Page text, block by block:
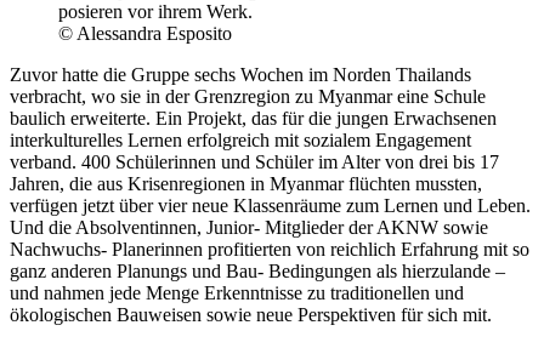
posieren vor ihrem Werk.
© Alessandra Esposito
Zuvor hatte die Gruppe sechs Wochen im Norden Thailands
verbracht, wo sie in der Grenzregion zu Myanmar eine Schule
baulich erweiterte. Ein Projekt, das für die jungen Erwachsenen
interkulturelles Lernen erfolgreich mit sozialem Engagement
verband. 400 Schülerinnen und Schüler im Alter von drei bis 17
Jahren, die aus Krisenregionen in Myanmar flüchten mussten,
verfügen jetzt über vier neue Klassenräume zum Lernen und Leben.
Und die Absolventinnen, Junior- Mitglieder der AKNW sowie
Nachwuchs- Planerinnen profitierten von reichlich Erfahrung mit so
ganz anderen Planungs und Bau- Bedingungen als hierzulande –
und nahmen jede Menge Erkenntnisse zu traditionellen und
ökologischen Bauweisen sowie neue Perspektiven für sich mit.